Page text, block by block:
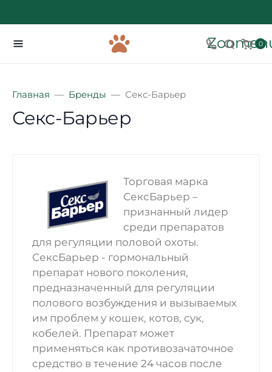
0
Главная Бренды Секс-Барьер
Секс-Барьер
Торговая марка
СексБарьер –
признанный лидер
среди препаратов
для регуляции половой охоты.
СексБарьер - гормональный
препарат нового поколения,
предназначенный для регуляции
полового возбуждения и вызываемых
им проблем у кошек, котов, сук,
кобелей. Препарат может
применяться как противозачаточное
средство в течение 24 часов после